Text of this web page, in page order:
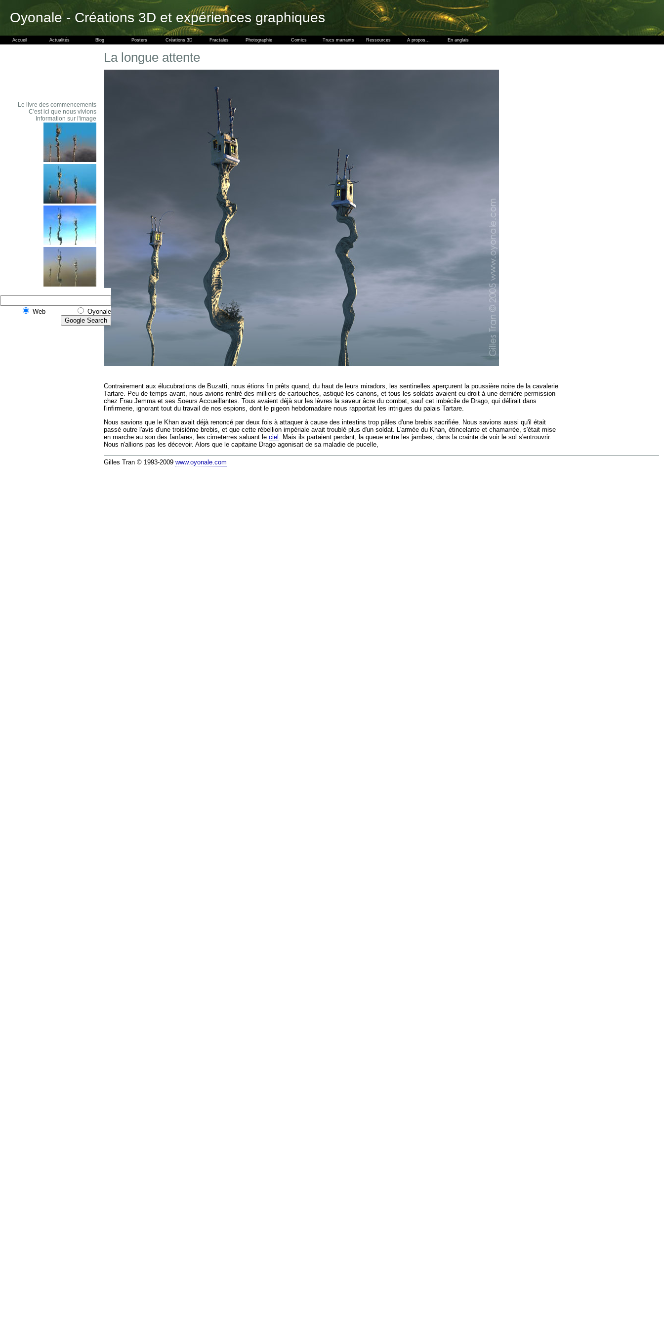
Oyonale - Créations 3D et expériences graphiques
Accueil Actualités Blog Posters Créations 3D Fractales Photographie Comics Trucs marrants Ressources A propos... En anglais
Le livre des commencements
C'est ici que nous vivions
Information sur l'image
Web Oyonale
La longue attente
Contrairement aux élucubrations de Buzatti, nous étions fin prêts quand, du haut de leurs miradors, les sentinelles aperçurent la poussière noire de la cavalerie
Tartare. Peu de temps avant, nous avions rentré des milliers de cartouches, astiqué les canons, et tous les soldats avaient eu droit à une dernière permission
chez Frau Jemma et ses Soeurs Accueillantes. Tous avaient déjà sur les lèvres la saveur âcre du combat, sauf cet imbécile de Drago, qui délirait dans
l'infirmerie, ignorant tout du travail de nos espions, dont le pigeon hebdomadaire nous rapportait les intrigues du palais Tartare.
Nous savions que le Khan avait déjà renoncé par deux fois à attaquer à cause des intestins trop pâles d'une brebis sacrifiée. Nous savions aussi qu'il était
passé outre l'avis d'une troisième brebis, et que cette rébellion impériale avait troublé plus d'un soldat. L'armée du Khan, étincelante et chamarrée, s'était mise
en marche au son des fanfares, les cimeterres saluant le ciel
. Mais ils partaient perdant, la queue entre les jambes, dans la crainte de voir le sol s'entrouvrir.
Nous n'allions pas les décevoir. Alors que le capitaine Drago agonisait de sa maladie de pucelle,
Gilles Tran © 1993-2009 www.oyonale.com